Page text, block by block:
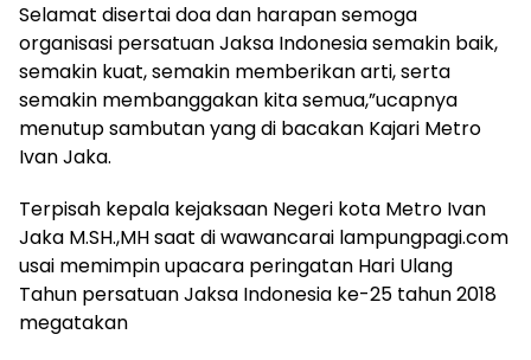
Selamat disertai doa dan harapan semoga
organisasi persatuan Jaksa Indonesia semakin baik,
semakin kuat, semakin memberikan arti, serta
semakin membanggakan kita semua,”ucapnya
menutup sambutan yang di bacakan Kajari Metro
Ivan Jaka.
Terpisah kepala kejaksaan Negeri kota Metro Ivan
Jaka M.SH.,MH saat di wawancarai lampungpagi.com
usai memimpin upacara peringatan Hari Ulang
Tahun persatuan Jaksa Indonesia ke-25 tahun 2018
megatakan